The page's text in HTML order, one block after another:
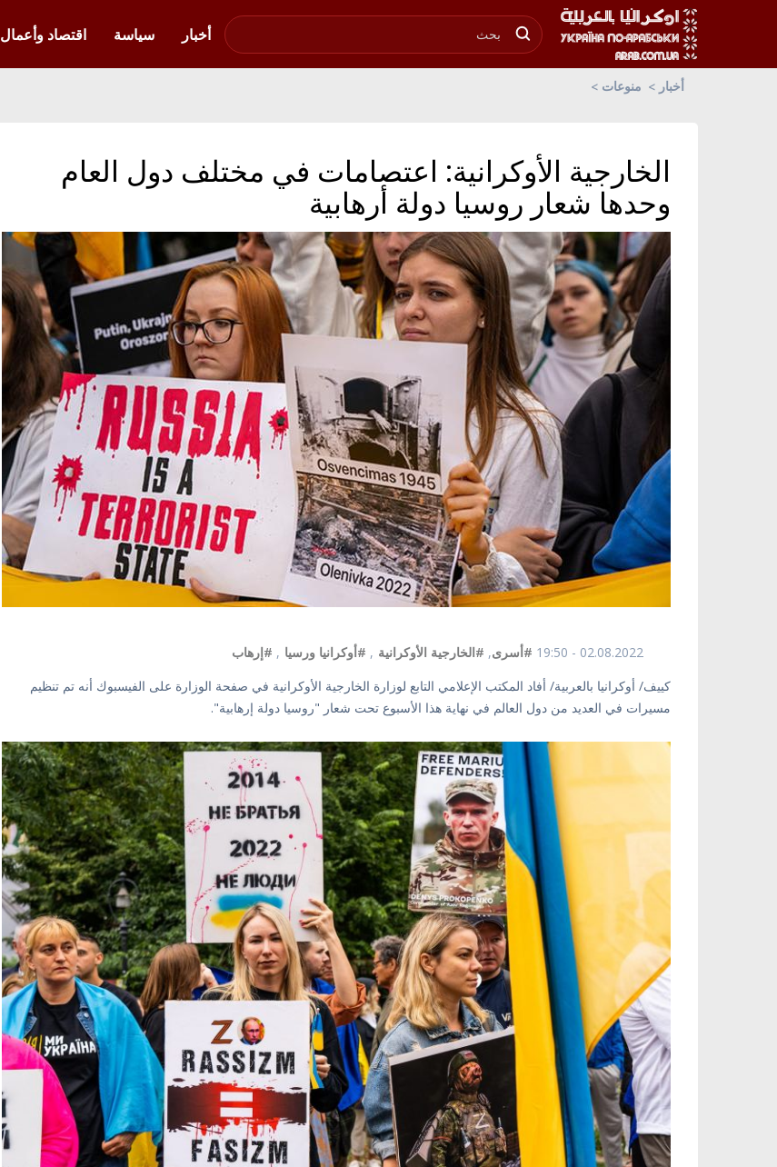
أخبار
سياسة اقتصاد وأعمال
أخبار منوعات
الخارجية الأوكرانية: اعتصامات في مختلف دول العام
وحدها شعار روسيا دولة أرهابية
02.08.2022 - 19:50 #أسرى, #الخارجية الأوكرانية , #أوكرانيا ورسيا , #إرهاب
كييف/ أوكرانيا بالعربية/ أفاد المكتب الإعلامي التابع لوزارة الخارجية الأوكرانية في صفحة الوزارة على الفيسبوك أنه تم تنظيم
مسيرات في العديد من دول العالم في نهاية هذا الأسبوع تحت شعار "روسيا دولة إرهابية".